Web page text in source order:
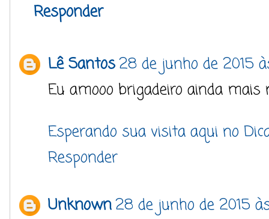
Responder
Lê Santos28 de junho de 2015
Eu amooo brigadeiro ainda
Esperando sua visita aqui no
Responder
Unknown28 de junho de 2015